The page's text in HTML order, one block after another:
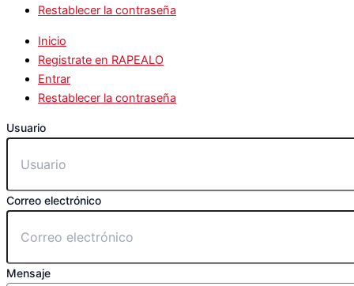
Restablecer la contraseña
Inicio
Registrate en RAPEALO
Entrar
Restablecer la contraseña
Usuario
Correo electrónico
Mensaje